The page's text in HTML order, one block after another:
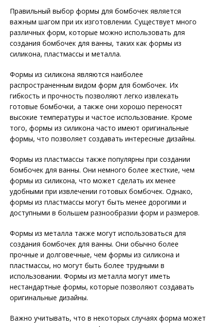
Правильный выбор формы для бомбочек является
важным шагом при их изготовлении. Существует много
различных форм, которые можно использовать для
создания бомбочек для ванны, таких как формы из
силикона, пластмассы и металла.
Формы из силикона являются наиболее
распространенным видом форм для бомбочек. Их
гибкость и прочность позволяют легко извлекать
готовые бомбочки, а также они хорошо переносят
высокие температуры и частое использование. Кроме
того, формы из силикона часто имеют оригинальные
формы, что позволяет создавать интересные дизайны.
Формы из пластмассы также популярны при создании
бомбочек для ванны. Они немного более жесткие, чем
формы из силикона, что может сделать их менее
удобными при извлечении готовых бомбочек. Однако,
формы из пластмассы могут быть менее дорогими и
доступными в большем разнообразии форм и размеров.
Формы из металла также могут использоваться для
создания бомбочек для ванны. Они обычно более
прочные и долговечные, чем формы из силикона и
пластмассы, но могут быть более трудными в
использовании. Формы из металла могут иметь
нестандартные формы, которые позволяют создавать
оригинальные дизайны.
Важно учитывать, что в некоторых случаях форма может